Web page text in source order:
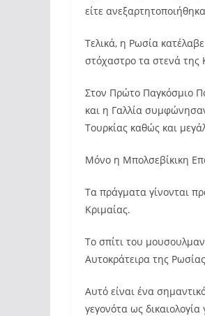
είτε
Τελικά, η Ρωσία
στόχαστρο τα στενά της
Στον Πρώτο Παγκόσμιο
και η Γαλλία
Τουρκίας καθώς και
Μόνο η Μπολσεβίκικη
Τα πράγματα γίνονται
Κριμαίας.
Το σπίτι του
Αυτοκράτειρα της
Αυτό είναι ένα
γεγονότα ως